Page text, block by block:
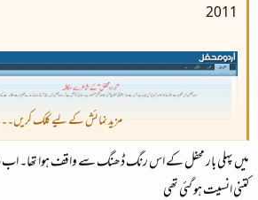
2011
مزید نمائش کے لیے کلک
میں پہلی بار محفل کے اس رنگ ڈھنگ سے واقف ہوا تھا۔ اب
کتنی انسیت ہو گئی تھی